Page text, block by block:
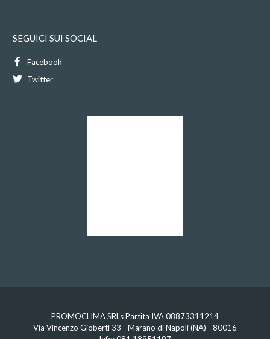
SEGUICI SUI SOCIAL
Facebook
Twitter
PROMOCLIMA SRLs Partita IVA 08873311214
Via Vincenzo Gioberti 33 - Marano di Napoli (NA) - 80016